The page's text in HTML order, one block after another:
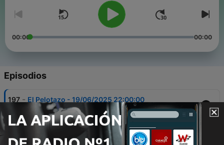
00:00 00:00
Episodios
197 - El Pelotazo - 19/06/2025 22:00:00
19 jun. 2025
Pau Gasol y su Fundación, en Andalucía por una
buena causa